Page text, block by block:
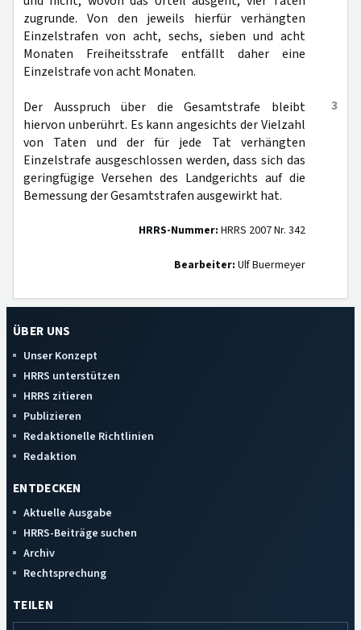
zugrunde. Von den jeweils hierfür verhängten
Einzelstrafen von acht, sechs, sieben und acht
Monaten Freiheitsstrafe entfällt daher eine
Einzelstrafe von acht Monaten.
3
Der Ausspruch über die Gesamtstrafe bleibt
hiervon unberührt. Es kann angesichts der Vielzahl
von Taten und der für jede Tat verhängten
Einzelstrafe ausgeschlossen werden, dass sich das
geringfügige Versehen des Landgerichts auf die
Bemessung der Gesamtstrafen ausgewirkt hat.
HRRS-Nummer: HRRS 2007 Nr. 342
Bearbeiter: Ulf Buermeyer
ÜBER UNS
Unser Konzept
HRRS unterstützen
HRRS zitieren
Publizieren
Redaktionelle Richtlinien
Redaktion
ENTDECKEN
Aktuelle Ausgabe
HRRS-Beiträge suchen
Archiv
Rechtsprechung
TEILEN